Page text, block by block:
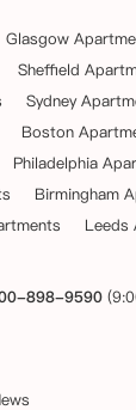
Glasgow
Sheffield
Sydney
Boston
Philadelphia
Birmingham
Leeds
898-9590